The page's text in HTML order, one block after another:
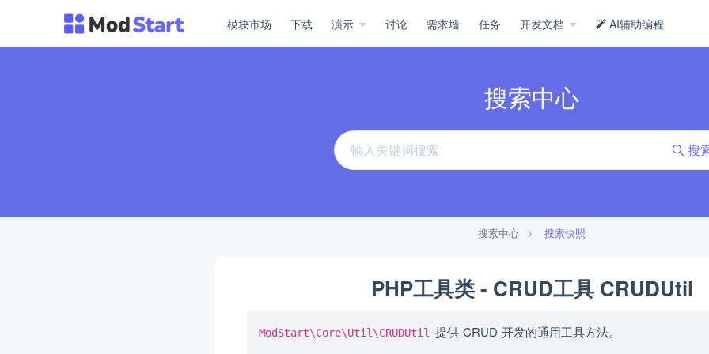
模块市场 下载 演示 讨论 需求墙 任务 开发文档 AI辅助编程
搜索中心
搜
搜索中心 搜索快照
PHP工具类 - CRUD工具 CRUDUtil
ModStart\Core\Util\CRUDUtil 提供 CRUD 开发的通用工具方法。